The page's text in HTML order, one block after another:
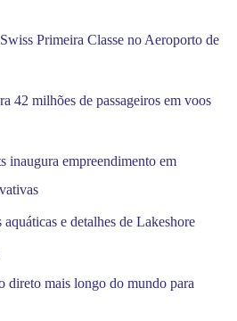
Primeira Classe no Aeroporto de
42 milhões de passageiros em voos
inaugura empreendimento em
e detalhes de Lakeshore
direto mais longo do mundo para